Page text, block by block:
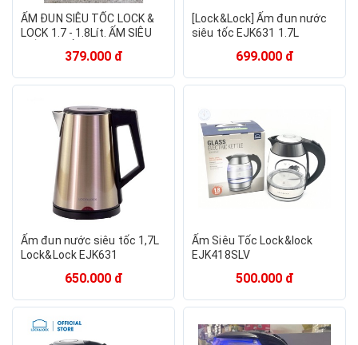
ẤM ĐUN SIÊU TỐC LOCK &
LOCK 1.7 - 1.8Lít. ẤM SIÊU
LOCK 1.7 Lít - 1.8 Lit
379.000 đ
[Lock&Lock] Ấm đun nước
siêu tốc EJK631 1.7L
699.000 đ
Ấm đun nước siêu tốc 1,7L
Lock&Lock EJK631
650.000 đ
Ấm Siêu Tốc Lock&lock
EJK418SLV
500.000 đ